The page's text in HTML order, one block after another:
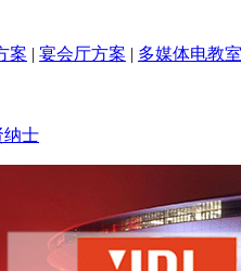
案 | 宴会厅方案 | 多媒体电教室
纳士